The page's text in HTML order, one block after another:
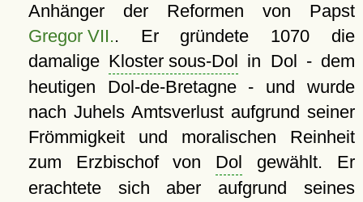
Anhänger der Reformen von Papst
Gregor VII.. Er gründete 1070 die
damalige Kloster sous-Dol
in Dol - dem
heutigen Dol-de-Bretagne - und wurde
nach Juhels Amtsverlust aufgrund seiner
Frömmigkeit und moralischen Reinheit
zum Erzbischof von Dol
gewählt. Er
erachtete sich aber aufgrund seines